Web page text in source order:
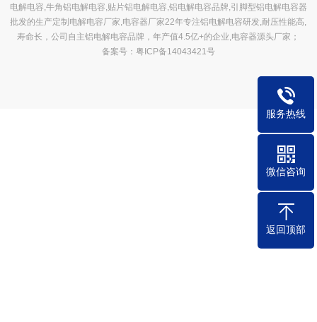
电解电容,牛角铝电解电容,贴片铝电解电容,铝电解电容品牌,引脚型铝电解电容器
批发的生产定制电解电容厂家,电容器厂家22年专注铝电解电容研发,耐压性能高,
寿命长，公司自主铝电解电容品牌，年产值4.5亿+的企业,电容器源头厂家；
备案号：粤ICP备14043421号
服务热线
微信咨询
返回顶部